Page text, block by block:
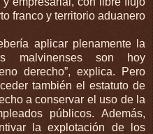
franco y territorio aduanero
aplicar plenamente la
malvinenses son hoy
derecho”, explica. Pero
también el estatuto de
a conservar el uso de la
públicos. Además,
la explotación de los